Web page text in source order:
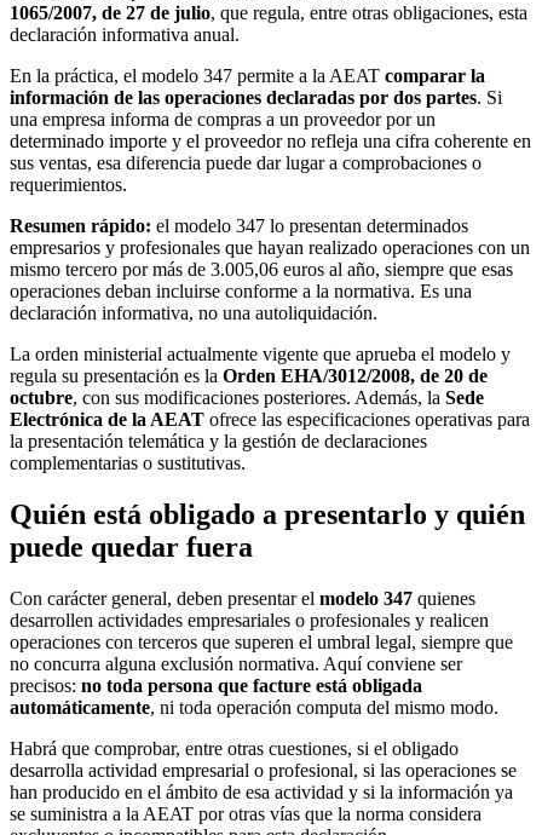
1065/2007, de 27 de julio, que regula, entre otras obligaciones, esta
declaración informativa anual.
En la práctica, el modelo 347 permite a la AEAT comparar la
información de las operaciones declaradas por dos partes. Si
una empresa informa de compras a un proveedor por un
determinado importe y el proveedor no refleja una cifra coherente en
sus ventas, esa diferencia puede dar lugar a comprobaciones o
requerimientos.
Resumen rápido: el modelo 347 lo presentan determinados
empresarios y profesionales que hayan realizado operaciones con un
mismo tercero por más de 3.005,06 euros al año, siempre que esas
operaciones deban incluirse conforme a la normativa. Es una
declaración informativa, no una autoliquidación.
La orden ministerial actualmente vigente que aprueba el modelo y
regula su presentación es la Orden EHA/3012/2008, de 20 de
octubre, con sus modificaciones posteriores. Además, la Sede
Electrónica de la AEAT ofrece las especificaciones operativas para
la presentación telemática y la gestión de declaraciones
complementarias o sustitutivas.
Quién está obligado a presentarlo y quién
puede quedar fuera
Con carácter general, deben presentar el modelo 347 quienes
desarrollen actividades empresariales o profesionales y realicen
operaciones con terceros que superen el umbral legal, siempre que
no concurra alguna exclusión normativa. Aquí conviene ser
precisos: no toda persona que facture está obligada
automáticamente, ni toda operación computa del mismo modo.
Habrá que comprobar, entre otras cuestiones, si el obligado
desarrolla actividad empresarial o profesional, si las operaciones se
han producido en el ámbito de esa actividad y si la información ya
se suministra a la AEAT por otras vías que la norma considera